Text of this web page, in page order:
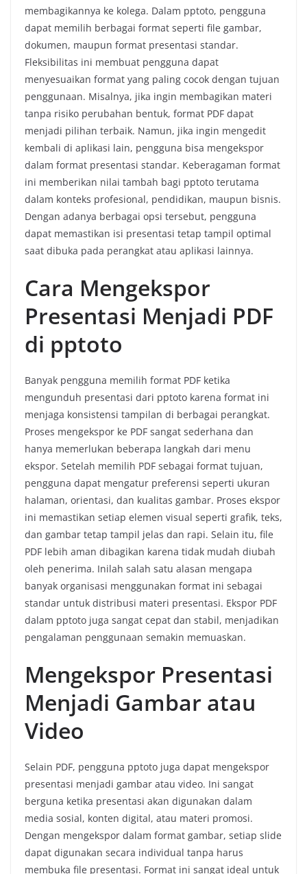
membagikannya ke kolega. Dalam pptoto, pengguna
dapat memilih berbagai format seperti file gambar,
dokumen, maupun format presentasi standar.
Fleksibilitas ini membuat pengguna dapat
menyesuaikan format yang paling cocok dengan tujuan
penggunaan. Misalnya, jika ingin membagikan materi
tanpa risiko perubahan bentuk, format PDF dapat
menjadi pilihan terbaik. Namun, jika ingin mengedit
kembali di aplikasi lain, pengguna bisa mengekspor
dalam format presentasi standar. Keberagaman format
ini memberikan nilai tambah bagi pptoto terutama
dalam konteks profesional, pendidikan, maupun bisnis.
Dengan adanya berbagai opsi tersebut, pengguna
dapat memastikan isi presentasi tetap tampil optimal
saat dibuka pada perangkat atau aplikasi lainnya.
Cara Mengekspor
Presentasi Menjadi PDF
di pptoto
Banyak pengguna memilih format PDF ketika
mengunduh presentasi dari pptoto karena format ini
menjaga konsistensi tampilan di berbagai perangkat.
Proses mengekspor ke PDF sangat sederhana dan
hanya memerlukan beberapa langkah dari menu
ekspor. Setelah memilih PDF sebagai format tujuan,
pengguna dapat mengatur preferensi seperti ukuran
halaman, orientasi, dan kualitas gambar. Proses ekspor
ini memastikan setiap elemen visual seperti grafik, teks,
dan gambar tetap tampil jelas dan rapi. Selain itu, file
PDF lebih aman dibagikan karena tidak mudah diubah
oleh penerima. Inilah salah satu alasan mengapa
banyak organisasi menggunakan format ini sebagai
standar untuk distribusi materi presentasi. Ekspor PDF
dalam pptoto juga sangat cepat dan stabil, menjadikan
pengalaman penggunaan semakin memuaskan.
Mengekspor Presentasi
Menjadi Gambar atau
Video
Selain PDF, pengguna pptoto juga dapat mengekspor
presentasi menjadi gambar atau video. Ini sangat
berguna ketika presentasi akan digunakan dalam
media sosial, konten digital, atau materi promosi.
Dengan mengekspor dalam format gambar, setiap slide
dapat digunakan secara individual tanpa harus
membuka file presentasi. Format ini sangat ideal untuk